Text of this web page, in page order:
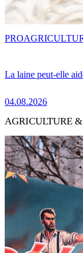
La laine peut-elle
04.08.2026
PRO
AGRICULTURE